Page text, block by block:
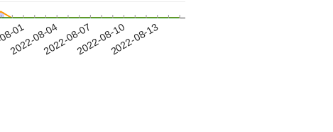
01
2022-08-042022-08-072022-08-102022-08-13